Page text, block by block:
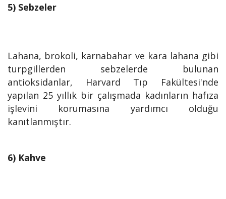
5) Sebzeler
Lahana, brokoli, karnabahar ve kara lahana gibi
turpgillerden sebzelerde bulunan
antioksidanlar, Harvard Tıp Fakültesi'nde
yapılan 25 yıllık bir çalışmada kadınların hafıza
işlevini korumasına yardımcı olduğu
kanıtlanmıştır.
6) Kahve